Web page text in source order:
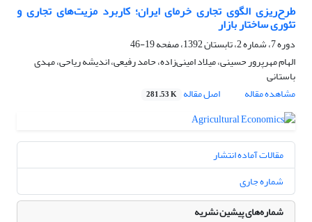
طرح‌ریزی الگوی تجاری خرمای ایران؛ کاربرد مزیت‌های تجاری و
تئوری ساختار بازار
دوره 7، شماره 2، تابستان 1392، صفحه
19-46
الهام مهرپرور حسینی، میلاد امینی‌زاده، حامد رفیعی، اندیشه ریاحی، مهدی
باستانی
مشاهده مقاله
اصل مقاله 281.53 K
مقالات آماده انتشار
شماره جاری
شماره‌های پیشین نشریه